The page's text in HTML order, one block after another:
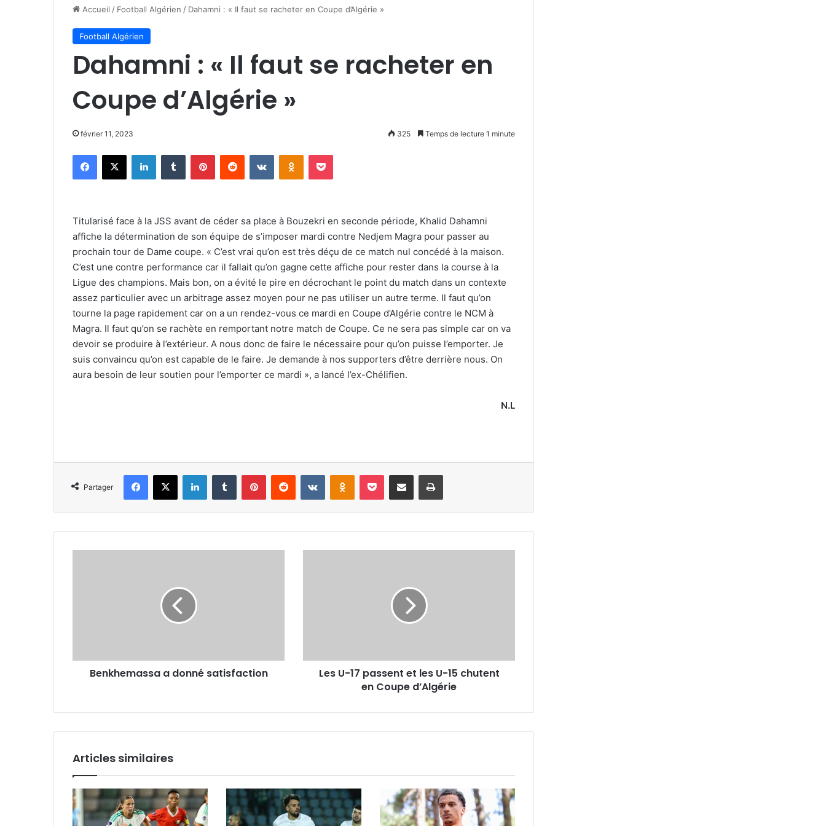
Accueil / Football Algérien / Dahamni : « Il faut se racheter en Coupe d’Algérie »
Football Algérien
Dahamni : « Il faut se racheter en
Coupe d’Algérie »
février 11, 2023 325 Temps de lecture 1 minute
Facebook
X LinkedinTumblr PinterestReddit VKontakteOdnoklassniki
Pocket
Titularisé face à la JSS avant de céder sa place à Bouzekri en seconde période, Khalid Dahamni
affiche la détermination de son équipe de s’imposer mardi contre Nedjem Magra pour passer au
prochain tour de Dame coupe. « C’est vrai qu’on est très déçu de ce match nul concédé à la maison.
C’est une contre performance car il fallait qu’on gagne cette affiche pour rester dans la course à la
Ligue des champions. Mais bon, on a évité le pire en décrochant le point du match dans un contexte
assez particulier avec un arbitrage assez moyen pour ne pas utiliser un autre terme. Il faut qu’on
tourne la page rapidement car on a un rendez-vous ce mardi en Coupe d’Algérie contre le NCM à
Magra. Il faut qu’on se rachète en remportant notre match de Coupe. Ce ne sera pas simple car on va
devoir se produire à l’extérieur. A nous donc de faire le nécessaire pour qu’on puisse l’emporter. Je
suis convaincu qu’on est capable de le faire. Je demande à nos supporters d’être derrière nous. On
aura besoin de leur soutien pour l’emporter ce mardi », a lancé l’ex-Chélifien.
N.L
Partager
Facebook
X LinkedinTumblr PinterestReddit VKontakteOdnoklassniki
Pocket Partager par email Imprimer
Benkhemassa a donné satisfaction
chutent
Les U-17 passent et les U-15 chutent
en Coupe d’Algérie
Articles similaires